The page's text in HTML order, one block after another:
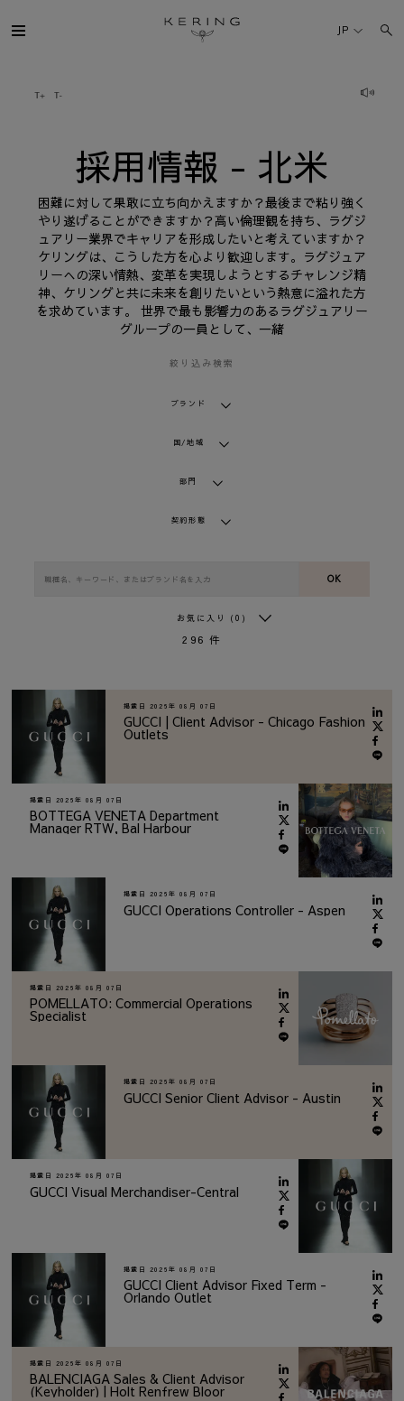
用
情
サステナビリティ
FINANCE
採用情報
JP
採用情報 - 北米
困難に対して果敢に立ち向かえますか？最後まで粘り強く
やり遂げることができますか？高い倫理観を持ち、ラグジ
ュアリー業界でキャリアを形成したいと考えていますか？
ケリングは、こうした方を心より歓迎します。ラグジュア
リーへの深い情熱、変革を実現しようとするチャレンジ精
神、ケリングと共に未来を創りたいという熱意に溢れた方
を求めています。 世界で最も影響力のあるラグジュアリー
グループの一員として、一緒
絞り込み検索
ブランド
国/地域
部門
契約形態
OK
お気に入り (0)
296 件
掲載日 2026年 08月 07日
GUCCI | Client Advisor - Chicago Fashion
Outlets
掲載日 2026年 08月 07日
BOTTEGA VENETA Department
Manager RTW, Bal Harbour
掲載日 2026年 08月 07日
GUCCI Operations Controller - Aspen
掲載日 2026年 08月 07日
POMELLATO: Commercial Operations
Specialist
掲載日 2026年 08月 07日
GUCCI Senior Client Advisor - Austin
掲載日 2026年 08月 07日
GUCCI Visual Merchandiser-Central
掲載日 2026年 08月 07日
GUCCI Client Advisor Fixed Term -
Orlando Outlet
掲載日 2026年 08月 07日
BALENCIAGA Sales & Client Advisor
(Keyholder) | Holt Renfrew Bloor